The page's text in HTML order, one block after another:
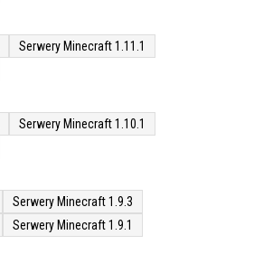
Serwery Minecraft 1.11.1
Serwery Minecraft 1.10.1
Serwery Minecraft 1.9.3
Serwery Minecraft 1.9.1